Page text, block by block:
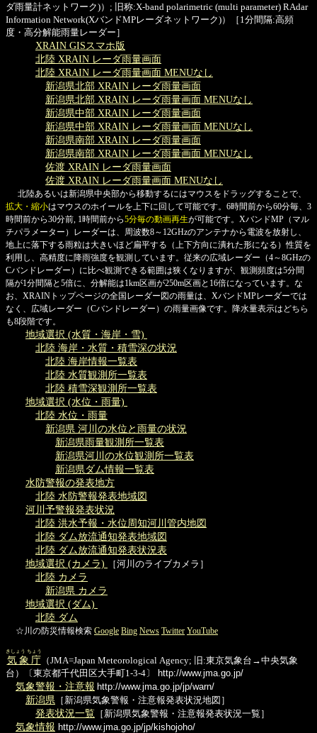
ダ雨量計ネットワーク)）; 旧称:X-band polarimetric (multi parameter) RAdar
Information Network(XバンドMPレーダネットワーク)）［1分間隔:高頻
度・高分解能雨量レーダー］
XRAIN GISスマホ版
北陸 XRAIN レーダ雨量画面
北陸 XRAIN レーダ雨量画面 MENUなし
新潟県北部 XRAIN レーダ雨量画面
新潟県北部 XRAIN レーダ雨量画面 MENUなし
新潟県中部 XRAIN レーダ雨量画面
新潟県中部 XRAIN レーダ雨量画面 MENUなし
新潟県南部 XRAIN レーダ雨量画面
新潟県南部 XRAIN レーダ雨量画面 MENUなし
佐渡 XRAIN レーダ雨量画面
佐渡 XRAIN レーダ雨量画面 MENUなし
北陸あるいは新潟県中央部から移動するにはマウスをドラッグすることで、
拡大・縮小はマウスのホイールを上下に回して可能です。6時間前から60分毎、3
時間前から30分前, 1時間前から5分毎の動画再生が可能です。XバンドMP（マル
チパラメーター）レーダーは、周波数8～12GHzのアンテナから電波を放射し、
地上に落下する雨粒は大きいほど扁平する（上下方向に潰れた形になる）性質を
利用し、高精度に降雨強度を観測しています。従来の広域レーダー（4～8GHzの
Cバンドレーダー）に比べ観測できる範囲は狭くなりますが、観測頻度は5分間
隔が1分間隔と5倍に、分解能は1km区画が250m区画と16倍になっています。な
お、XRAINトップページの全国レーダー図の雨量は、XバンドMPレーダーでは
なく、広域レーダー（Cバンドレーダー）の雨量画像です。降水量表示はどちら
も8段階です。
地域選択 (水質・海岸・雪)
北陸 海岸・水質・積雪深の状況
北陸 海岸情報一覧表
北陸 水質観測所一覧表
北陸 積雪深観測所一覧表
地域選択 (水位・雨量)
北陸 水位・雨量
新潟県 河川の水位と雨量の状況
新潟県雨量観測所一覧表
新潟県河川の水位観測所一覧表
新潟県ダム情報一覧表
水防警報の発表地方
北陸 水防警報発表地域図
河川予警報発表状況
北陸 洪水予報・水位周知河川管内地図
北陸 ダム放流通知発表地域図
北陸 ダム放流通知発表状況表
地域選択 (カメラ)
［河川のライブカメラ］
北陸 カメラ
新潟県 カメラ
地域選択 (ダム)
北陸 ダム
☆川の防災情報検索 Google Bing News Twitter YouTube
気象庁
きしょう ちょう
（JMA=Japan Meteorological Agency; 旧:東京気象台→中央気象
台）〔東京都千代田区大手町1-3-4〕
http://www.jma.go.jp/
気象警報・注意報 http://www.jma.go.jp/jp/warn/
新潟県 ［新潟県気象警報・注意報発表状況地図］
発表状況一覧 ［新潟県気象警報・注意報発表状況一覧］
気象情報 http://www.jma.go.jp/jp/kishojoho/